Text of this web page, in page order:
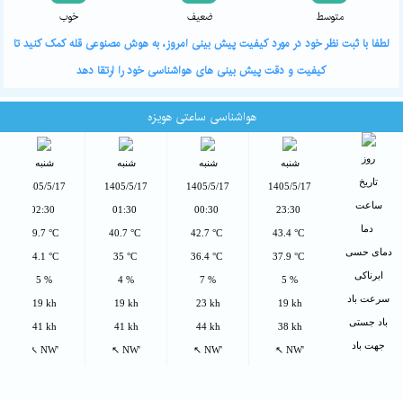
خوب ضعیف متوسط
لطفا با ثبت نظر خود در مورد کیفیت پیش بینی امروز، به هوش مصنوعی قله کمک کنید تا
کیفیت و دقت پیش بینی های هواشناسی خود را ارتقا دهد
هواشناسی ساعتی هویزه
روز
تاریخ
ساعت
دمای حسی
ابرناکی
سرعت باد
باد جستی
جهت باد
شنبه
1405/5/17
23:30
43.4 °C
37.9 °C
5 %
19 kh
38 kh
↖ NW'
شنبه
1405/5/17
00:30
42.7 °C
36.4 °C
7 %
23 kh
44 kh
↖ NW'
شنبه
1405/5/17
01:30
40.7 °C
35 °C
4 %
19 kh
41 kh
↖ NW'
شنبه
1405/5/17
02:30
39.7 °C
34.1 °C
5 %
19 kh
41 kh
↖ NW'